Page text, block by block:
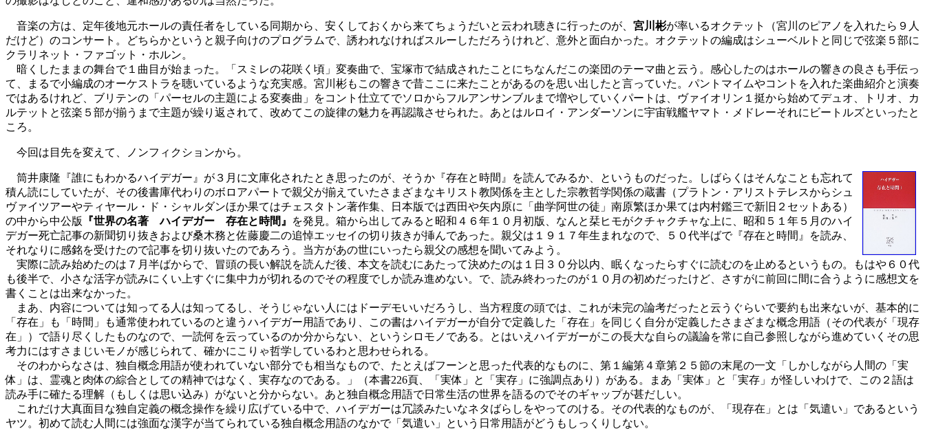
音楽の方は、定年後地元ホールの責任者をしている同期から、安くしておくから来てちょうだいと云われ聴きに行ったのが、 宮川彬が率いるオクテット（宮川のピアノを入れたら９人
だけど）のコンサート。どちらかというと親子向けのプログラムで、誘われなければスルーしただろうけれど、意外と面白かった。オクテットの編成はシューベルトと同じで弦楽５部に
クラリネット・ファゴット・ホルン。
暗くしたままの舞台で１曲目が始まった。「スミレの花咲く頃」変奏曲で、宝塚市で結成されたことにちなんだこの楽団のテーマ曲と云う。感心したのはホールの響きの良さも手伝っ
て、まるで小編成のオーケストラを聴いているような充実感。宮川彬もこの響きで昔ここに来たことがあるのを思い出したと言っていた。パントマイムやコントを入れた楽曲紹介と演奏
ではあるけれど、ブリテンの「パーセルの主題による変奏曲」をコント仕立てでソロからフルアンサンブルまで増やしていくパートは、ヴァイオリン１挺から始めてデュオ、トリオ、カ
ルテットと弦楽５部が揃うまで主題が繰り返されて、改めてこの旋律の魅力を再認識させられた。あとはルロイ・アンダーソンに宇宙戦艦ヤマト・メドレーそれにビートルズといったと
ころ。
今回は目先を変えて、ノンフィクションから。
筒井康隆『誰にもわかるハイデガー』が３月に文庫化されたとき思ったのが、そうか『存在と時間』を読んでみるか、というものだった。しばらくはそんなことも忘れて
積ん読にしていたが、その後書庫代わりのボロアパートで親父が揃えていたさまざまなキリスト教関係を主とした宗教哲学関係の蔵書（プラトン・アリストテレスからシュ
ヴァイツアーやティヤール・ド・シャルダンほか果てはチェスタトン著作集、日本版では西田や矢内原に「曲学阿世の徒」南原繁ほか果ては内村鑑三で新旧２セットある）
の中から中公版
『世界の名著 ハイデガー 存在と時間』
を発見。箱から出してみると昭和４６年１０月初版、なんと栞ヒモがクチャクチャな上に、昭和５１年５月のハイ
デガー死亡記事の新聞切り抜きおよび桑木務と佐藤慶二の追悼エッセイの切り抜きが挿んであった。親父は１９１７年生まれなので、５０代半ばで『存在と時間』を読み、
それなりに感銘を受けたので記事を切り抜いたのであろう。当方があの世にいったら親父の感想を聞いてみよう。
実際に読み始めたのは７月半ばからで、冒頭の長い解説を読んだ後、本文を読むにあたって決めたのは１日３０分以内、眠くなったらすぐに読むのを止めるというもの。もはや６０代
も後半で、小さな活字が読みにくい上すぐに集中力が切れるのでその程度でしか読み進めない。で、読み終わったのが１０月の初めだったけど、さすがに前回に間に合うように感想文を
書くことは出来なかった。
まあ、内容については知ってる人は知ってるし、そうじゃない人にはドーデモいいだろうし、当方程度の頭では、これが未完の論考だったと云うぐらいで要約も出来ないが、基本的に
「存在」も「時間」も通常使われているのと違うハイデガー用語であり、この書はハイデガーが自分で定義した「存在」を同じく自分が定義したさまざまな概念用語（その代表が「現存
在」）で語り尽くしたものなので、一読何を云っているのか分からない、というシロモノである。とはいえハイデガーがこの長大な自らの議論を常に自己参照しながら進めていくその思
考力にはすさまじいモノが感じられて、確かにこりゃ哲学しているわと思わせられる。
そのわからなさは、独自概念用語が使われていない部分でも相当なもので、たとえばフーンと思った代表的なものに、第１編第４章第２５節の末尾の一文「しかしながら人間の「実
体」は、霊魂と肉体の綜合としての精神ではなく、実存なのである。」（本書226頁、「実体」と「実存」に強調点あり）がある。まあ「実体」と「実存」が怪しいわけで、この２語は
読み手に確たる理解（もしくは思い込み）がないと分からない。あと独自概念用語で日常生活の世界を語るのでそのギャップが甚だしい。
これだけ大真面目な独自定義の概念操作を繰り広げている中で、ハイデガーは冗談みたいなネタばらしをやってのける。その代表的なものが、「現存在」とは「気遣い」であるという
ヤツ。初めて読む人間には強面な漢字が当てられている独自概念用語のなかで「気遣い」という日常用語がどうもしっくりしない。